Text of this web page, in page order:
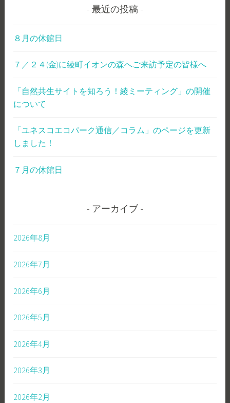
ン
最近の投稿
８月の休館日
７／２４(金)に綾町イオンの森へご来訪予定の皆様へ
「自然共生サイトを知ろう！綾ミーティング」の開催
について
「ユネスコエコパーク通信／コラム」のページを更新
しました！
７月の休館日
アーカイブ
2026年8月
2026年7月
2026年6月
2026年5月
2026年4月
2026年3月
2026年2月